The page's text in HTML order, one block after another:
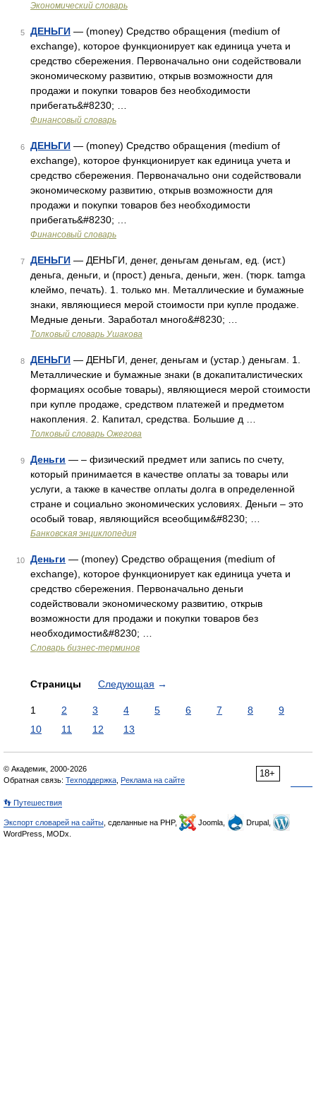
Экономический словарь
5 ДЕНЬГИ — (money) Средство обращения (medium of
exchange), которое функционирует как единица учета и
средство сбережения. Первоначально они содействовали
экономическому развитию, открыв возможности для
продажи и покупки товаров без необходимости
прибегать&#8230; …
Финансовый словарь
6 ДЕНЬГИ — (money) Средство обращения (medium of
exchange), которое функционирует как единица учета и
средство сбережения. Первоначально они содействовали
экономическому развитию, открыв возможности для
продажи и покупки товаров без необходимости
прибегать&#8230; …
Финансовый словарь
7 ДЕНЬГИ — ДЕНЬГИ, денег, деньгам деньгам, ед. (ист.)
деньга, деньги, и (прост.) деньга, деньги, жен. (тюрк. tamga
клеймо, печать). 1. только мн. Металлические и бумажные
знаки, являющиеся мерой стоимости при купле продаже.
Медные деньги. Заработал много&#8230; …
Толковый словарь Ушакова
8 ДЕНЬГИ — ДЕНЬГИ, денег, деньгам и (устар.) деньгам. 1.
Металлические и бумажные знаки (в докапиталистических
формациях особые товары), являющиеся мерой стоимости
при купле продаже, средством платежей и предметом
накопления. 2. Капитал, средства. Большие д …
Толковый словарь Ожегова
9 Деньги — – физический предмет или запись по счету,
который принимается в качестве оплаты за товары или
услуги, а также в качестве оплаты долга в определенной
стране и социально экономических условиях. Деньги – это
особый товар, являющийся всеобщим&#8230; …
Банковская энциклопедия
10 Деньги — (money) Средство обращения (medium of
exchange), которое функционирует как единица учета и
средство сбережения. Первоначально деньги
содействовали экономическому развитию, открыв
возможности для продажи и покупки товаров без
необходимости&#8230; …
Словарь бизнес-терминов
Страницы Следующая →
1 2 3 4 5 6 7 8
9
10
11 12 13
18+
© Академик, 2000-2026
Обратная связь: Техподдержка Реклама на сайте
👣 Путешествия
Экспорт словарей на сайты , сделанные на PHP, Joomla,
Drupal,
WordPress, MODx.